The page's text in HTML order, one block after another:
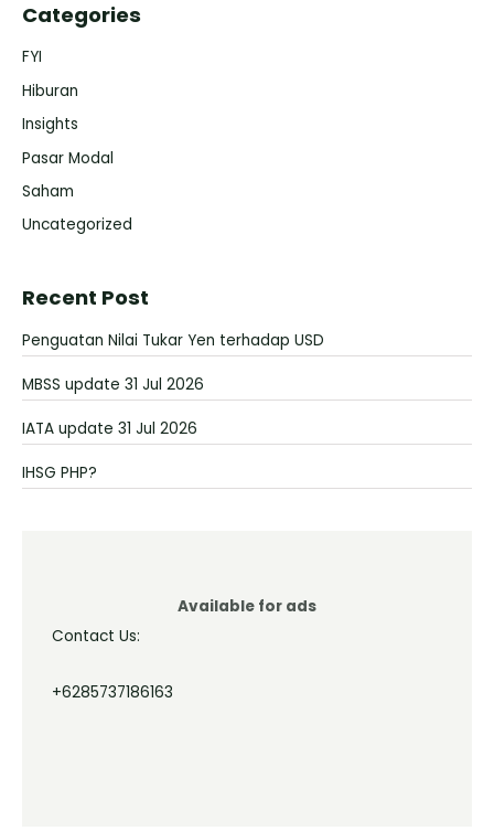
Categories
FYI
Hiburan
Insights
Pasar Modal
Saham
Uncategorized
Recent Post
Penguatan Nilai Tukar Yen terhadap USD
MBSS update 31 Jul 2026
IATA update 31 Jul 2026
IHSG PHP?
Available for ads
Contact Us:
+6285737186163